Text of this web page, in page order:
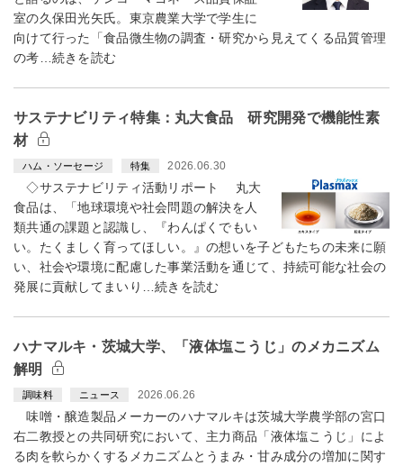
室の久保田光矢氏。東京農業大学で学生に
向けて行った「食品微生物の調査・研究から見えてくる品質管理
の考…続きを読む
サステナビリティ特集：丸大食品 研究開発で機能性素
材
ハム・ソーセージ 特集 2026.06.30
◇サステナビリティ活動リポート 丸大
食品は、「地球環境や社会問題の解決を人
類共通の課題と認識し、『わんぱくでもい
い。たくましく育ってほしい。』の想いを子どもたちの未来に願
い、社会や環境に配慮した事業活動を通じて、持続可能な社会の
発展に貢献してまいり…続きを読む
ハナマルキ・茨城大学、「液体塩こうじ」のメカニズム
解明
調味料 ニュース 2026.06.26
味噌・醸造製品メーカーのハナマルキは茨城大学農学部の宮口
右二教授との共同研究において、主力商品「液体塩こうじ」によ
る肉を軟らかくするメカニズムとうまみ・甘み成分の増加に関す